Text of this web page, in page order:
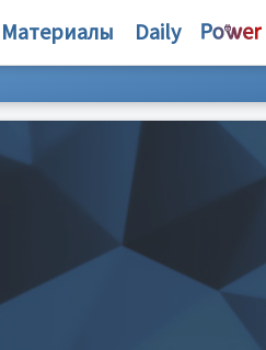
Материалы Daily